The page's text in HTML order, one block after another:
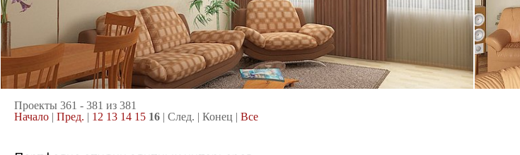
14.09.2004
Проекты 361 - 381 из 381
Начало | Пред. | 12 13 14 15 16 | След. | Конец | Все